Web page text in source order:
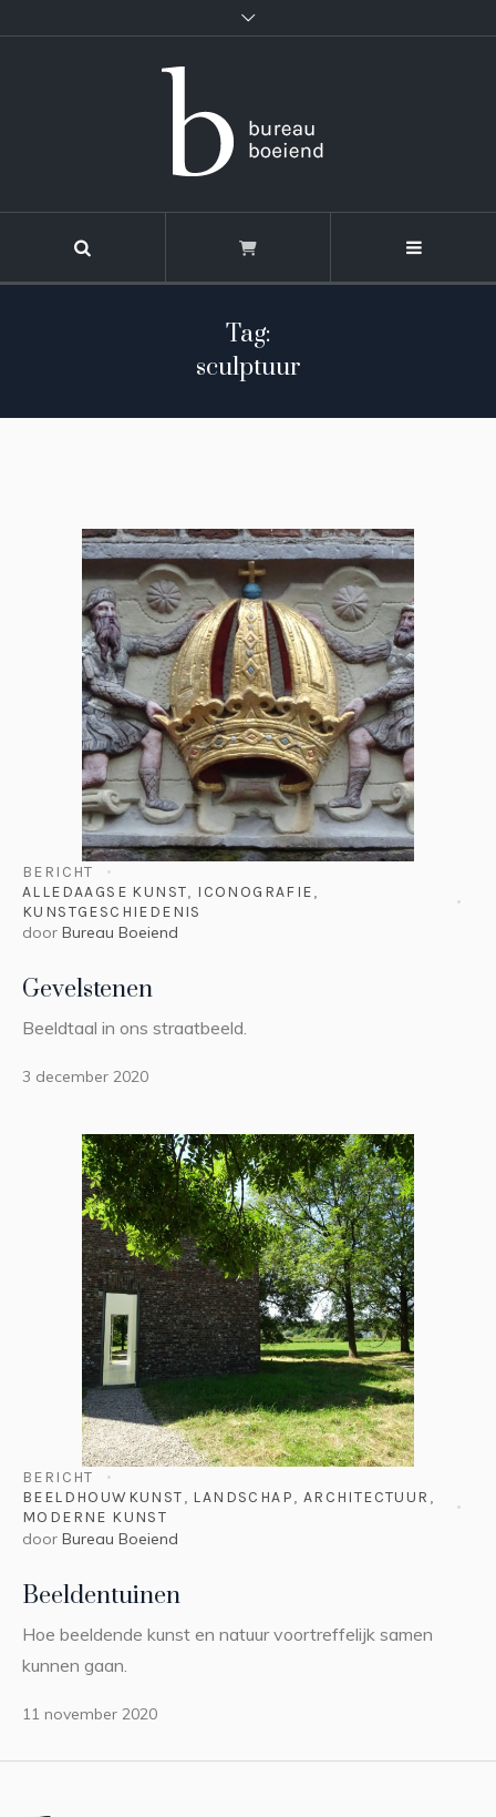
Tag:
sculptuur
BERICHT
ALLEDAAGSE KUNST, ICONOGRAFIE,
KUNSTGESCHIEDENIS
door Bureau Boeiend
Gevelstenen
Beeldtaal in ons straatbeeld.
3 december 2020
BERICHT
BEELDHOUWKUNST, LANDSCHAP, ARCHITECTUUR ,
MODERNE KUNST
door Bureau Boeiend
Beeldentuinen
Hoe beeldende kunst en natuur voortreffelijk samen
kunnen gaan.
11 november 2020